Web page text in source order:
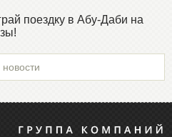
поездку в Абу-Даби на
новости